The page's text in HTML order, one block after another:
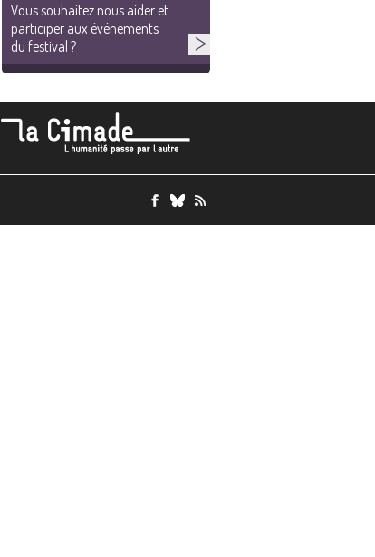
Vous souhaitez nous aider et
participer aux événements
du festival ?